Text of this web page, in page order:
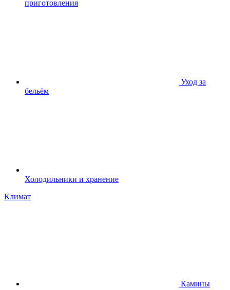
приготовления
Уход за
бельём
Холодильники и хранение
Климат
Камины